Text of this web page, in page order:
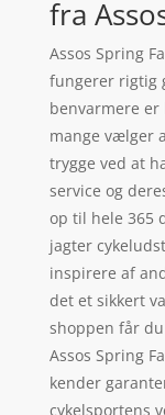
fra
Assos Spring
fungerer rigtig
benvarmere er
mange vælger
trygge ved at
service og
op til hele 365
jagter
inspirere af
det et sikkert
shoppen får
Assos Spring
kender
cykelsportens